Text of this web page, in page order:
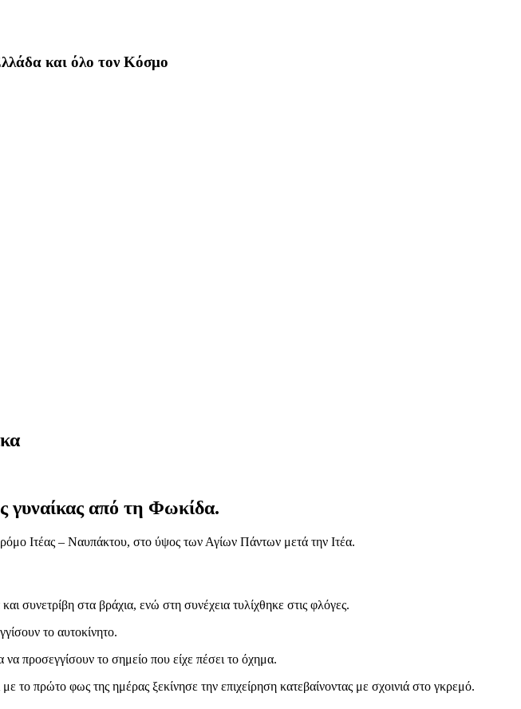
και όλο τον Κόσμο
γυναίκας από τη Φωκίδα.
Ιτέας – Ναυπάκτου, στο ύψος των Αγίων Πάντων μετά την Ιτέα.
στα βράχια, ενώ στη συνέχεια τυλίχθηκε στις φλόγες.
το αυτοκίνητο.
προσεγγίσουν το σημείο που είχε πέσει το όχημα.
πρώτο φως της ημέρας ξεκίνησε την επιχείρηση κατεβαίνοντας με σχοινιά στο γκρεμό.